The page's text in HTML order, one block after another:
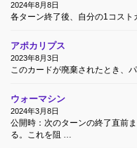
2024年8月8日
各ターン終了後、自分の1コスト
アポカリプス
2023年8月3日
このカードが廃棄されたとき、
ウォーマシン
2024年3月8日
公開時：次のターンの終了直前
る。これを阻 …